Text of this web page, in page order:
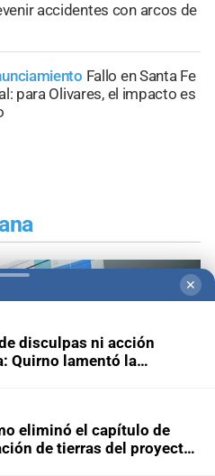
accidentes con arcos de
Fallo en Santa Fe
para Olivares, el impacto es
✕
disculpas ni acción
Quirno lamentó la
eliminó el capítulo de
de tierras del proyecto